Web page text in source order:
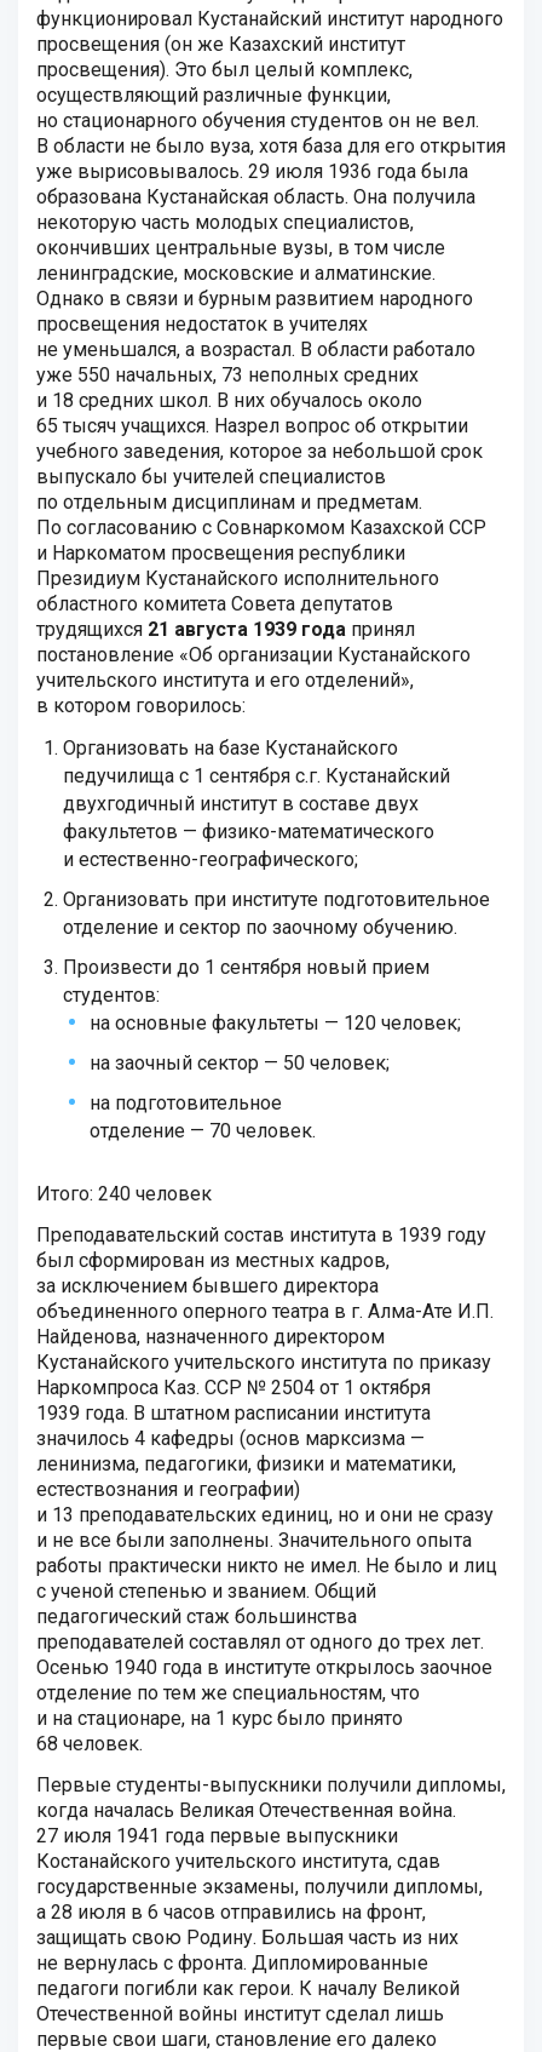
функционировал Кустанайский институт народного
просвещения (он же Казахский институт
просвещения). Это был целый комплекс,
осуществляющий различные функции,
но стационарного обучения студентов он не вел.
В области не было вуза, хотя база для его открытия
уже вырисовывалось. 29 июля 1936 года была
образована Кустанайская область. Она получила
некоторую часть молодых специалистов,
окончивших центральные вузы, в том числе
ленинградские, московские и алматинские.
Однако в связи и бурным развитием народного
просвещения недостаток в учителях
не уменьшался, а возрастал. В области работало
уже 550 начальных, 73 неполных средних
и 18 средних школ. В них обучалось около
65 тысяч учащихся. Назрел вопрос об открытии
учебного заведения, которое за небольшой срок
выпускало бы учителей специалистов
по отдельным дисциплинам и предметам.
По согласованию с Совнаркомом Казахской ССР
и Наркоматом просвещения республики
Президиум Кустанайского исполнительного
областного комитета Совета депутатов
трудящихся 21 августа 1939 года принял
постановление «Об организации Кустанайского
учительского института и его отделений»,
в котором говорилось:
Организовать на базе Кустанайского
педучилища с 1 сентября с.г. Кустанайский
двухгодичный институт в составе двух
факультетов — физико-математического
и естественно-географического;
Организовать при институте подготовительное
отделение и сектор по заочному обучению.
Произвести до 1 сентября новый прием
студентов:
на основные факультеты — 120 человек;
на заочный сектор — 50 человек;
на подготовительное
отделение — 70 человек.
Итого: 240 человек
Преподавательский состав института в 1939 году
был сформирован из местных кадров,
за исключением бывшего директора
объединенного оперного театра в г. Алма-Ате И.П.
Найденова, назначенного директором
Кустанайского учительского института по приказу
Наркомпроса Каз. ССР № 2504 от 1 октября
1939 года. В штатном расписании института
значилось 4 кафедры (основ марксизма —
ленинизма, педагогики, физики и математики,
естествознания и географии)
и 13 преподавательских единиц, но и они не сразу
и не все были заполнены. Значительного опыта
работы практически никто не имел. Не было и лиц
с ученой степенью и званием. Общий
педагогический стаж большинства
преподавателей составлял от одного до трех лет.
Осенью 1940 года в институте открылось заочное
отделение по тем же специальностям, что
и на стационаре, на 1 курс было принято
68 человек.
Первые студенты-выпускники получили дипломы,
когда началась Великая Отечественная война.
27 июля 1941 года первые выпускники
Костанайского учительского института, сдав
государственные экзамены, получили дипломы,
а 28 июля в 6 часов отправились на фронт,
защищать свою Родину. Большая часть из них
не вернулась с фронта. Дипломированные
педагоги погибли как герои. К началу Великой
Отечественной войны институт сделал лишь
первые свои шаги, становление его далеко